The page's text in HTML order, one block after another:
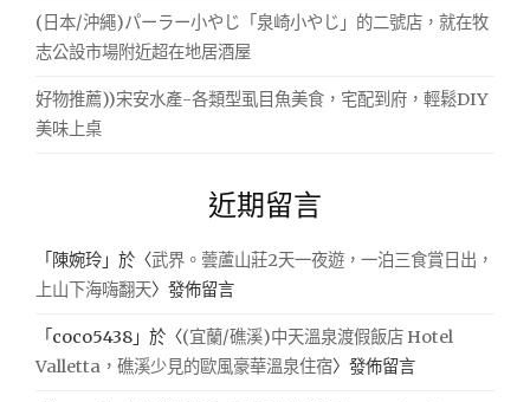
(日本/沖繩)パーラー小やじ「泉崎小やじ」的二號店，就在牧
志公設市場附近超在地居酒屋
好物推薦))宋安水產-各類型虱目魚美食，宅配到府，輕鬆DIY
美味上桌
近期留言
「 陳婉玲 」於〈武界。蕓蘆山莊2天一夜遊，一泊三食賞日出，
上山下海嗨翻天〉發佈留言
「 coco5438 」於〈(宜蘭/礁溪)中天溫泉渡假飯店 Hotel
Valletta，礁溪少見的歐風豪華溫泉住宿〉發佈留言